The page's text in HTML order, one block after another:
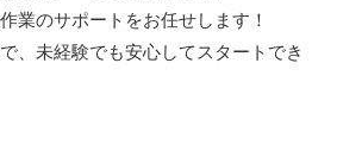
業のサポートをお任せします！
、未経験でも安心してスタートでき